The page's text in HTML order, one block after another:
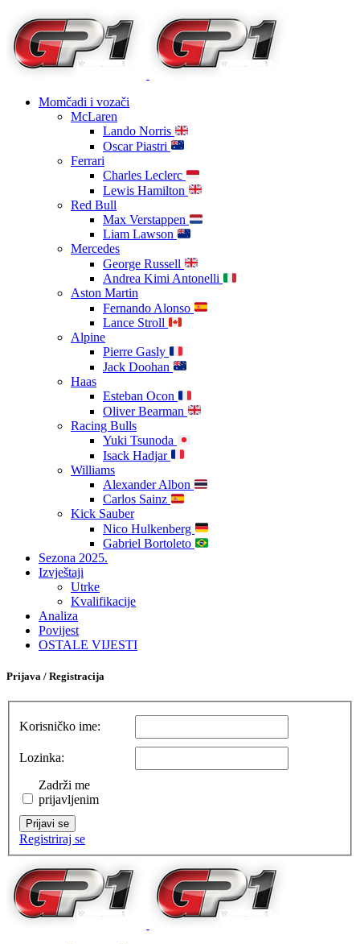
Momčadi i vozači
McLaren
Lando Norris
Oscar Piastri
Ferrari
Charles Leclerc
Lewis Hamilton
Red Bull
Max Verstappen
Liam Lawson
Mercedes
George Russell
Andrea Kimi Antonelli
Aston Martin
Fernando Alonso
Lance Stroll
Alpine
Pierre Gasly
Jack Doohan
Haas
Esteban Ocon
Oliver Bearman
Racing Bulls
Yuki Tsunoda
Isack Hadjar
Williams
Alexander Albon
Carlos Sainz
Kick Sauber
Nico Hulkenberg
Gabriel Bortoleto
Sezona 2025.
Izvještaji
Utrke
Kvalifikacije
Analiza
Povijest
OSTALE VIJESTI
Prijava / Registracija
Korisničko ime:
Lozinka:
Zadrži me
prijavljenim
Prijavi se
Registriraj se